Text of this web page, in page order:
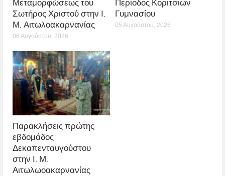
Μεταμορφώσεως του
Σωτήρος Χριστού στην Ι.
Μ. Αιτωλοακαρνανίας
06 Αυγούστου, 2026
Περίοδος Κοριτσιών
Γυμνασίου
05 Αυγούστου, 2026
Παρακλήσεις πρώτης
εβδομάδος
Δεκαπενταυγούστου
στην Ι. Μ.
Αιτωλωοακαρνανίας